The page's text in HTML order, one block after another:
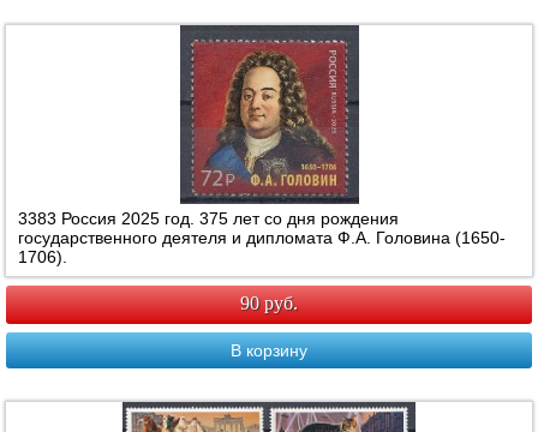
3383 Россия 2025 год. 375 лет со дня рождения
государственного деятеля и дипломата Ф.А. Головина (1650-
1706).
90 руб.
В корзину